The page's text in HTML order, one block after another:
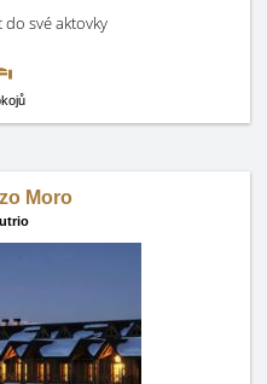
své aktovky
Moro